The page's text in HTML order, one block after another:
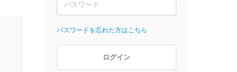
パスワードを忘れた方はこちら
ログイン